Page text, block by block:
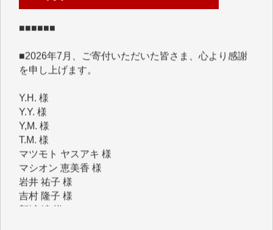
を申し上げます。
Y.H. 様
Y.Y. 様
T.M. 様
マツモト ヤスアキ 様
マシオン 恵美香 様
岩井 祐子 様
吉村 隆子 様
新城 靖 様
青木 要 様
T.Y. 様